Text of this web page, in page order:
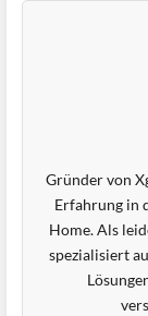
Gründer von
Erfahrung in
Home. Als
spezialisiert